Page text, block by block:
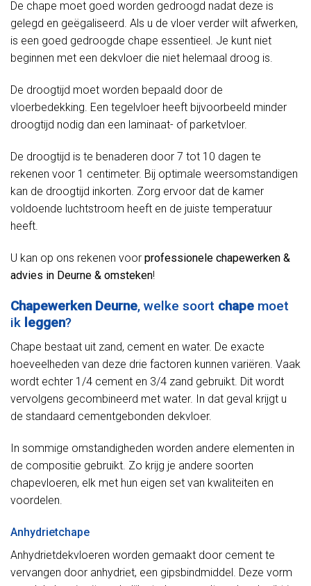
De chape moet goed worden gedroogd nadat deze is
gelegd en geëgaliseerd. Als u de vloer verder wilt afwerken,
is een goed gedroogde chape essentieel. Je kunt niet
beginnen met een dekvloer die niet helemaal droog is.
De droogtijd moet worden bepaald door de
vloerbedekking. Een tegelvloer heeft bijvoorbeeld minder
droogtijd nodig dan een laminaat- of parketvloer.
De droogtijd is te benaderen door 7 tot 10 dagen te
rekenen voor 1 centimeter. Bij optimale weersomstandigen
kan de droogtijd inkorten. Zorg ervoor dat de kamer
voldoende luchtstroom heeft en de juiste temperatuur
heeft.
U kan op ons rekenen voor professionele chapewerken &
advies in Deurne & omsteken!
Chapewerken Deurne, welke soort chape moet
ik leggen?
Chape bestaat uit zand, cement en water. De exacte
hoeveelheden van deze drie factoren kunnen variëren. Vaak
wordt echter 1/4 cement en 3/4 zand gebruikt. Dit wordt
vervolgens gecombineerd met water. In dat geval krijgt u
de standaard cementgebonden dekvloer.
In sommige omstandigheden worden andere elementen in
de compositie gebruikt. Zo krijg je andere soorten
chapevloeren, elk met hun eigen set van kwaliteiten en
voordelen.
Anhydrietchape
Anhydrietdekvloeren worden gemaakt door cement te
vervangen door anhydriet, een gipsbindmiddel. Deze vorm